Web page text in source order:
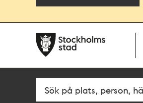
navigationen
huvudinnehållet
Fritextsök